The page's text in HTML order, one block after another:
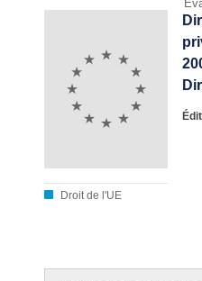
Droit de l'UE